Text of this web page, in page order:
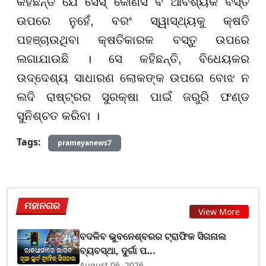
ଉପରେ ନୁହେଁ, ବରଂ ସ୍ୱାସ୍ଥ୍ୟକୁ କ୍ଷତି
ପହଞ୍ଚାଉଥିବା କ୍ଷତିକାରକ ବସ୍ତୁ ଉପରେ
ଲଗାଯାଉଛି । ସେ କହିଛନ୍ତି, ବିଧେୟକର
ଉଦ୍ଦେଶ୍ୟ ସାଧାରଣ ଲୋକଙ୍କ ଉପରେ ବୋଝ ନ
ଲଦି ରାଷ୍ଟ୍ରର ସୁରକ୍ଷା ପାଇଁ ଜରୁରି ଫଣ୍ଡ
ସୁନିଶ୍ଚତ କରିବା ।
Tags:
prameyanews7
ମହାନଗର View More
ବଦଳିବ ଭୁବନେଶ୍ବରର ଟ୍ରାଫିକ ସିଗନାଲ
ବ୍ୟବସ୍ଥା, ଦୁର୍ଗା ପ...